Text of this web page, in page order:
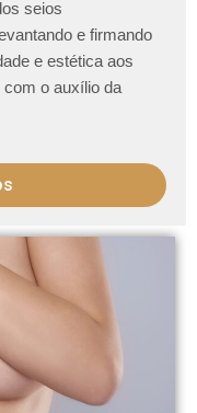
seios
e firmando
e estética aos
o auxílio da